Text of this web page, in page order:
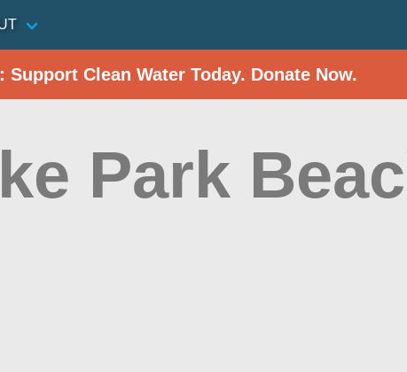
Clean Water Today. Donate Now.
Park